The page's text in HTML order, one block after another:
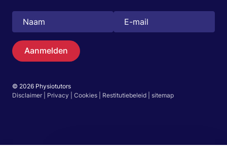
Zoeken
Aanmelden
© 2026 Physiotutors
Disclaimer
Privacy Cookies Restitutiebeleid sitemap